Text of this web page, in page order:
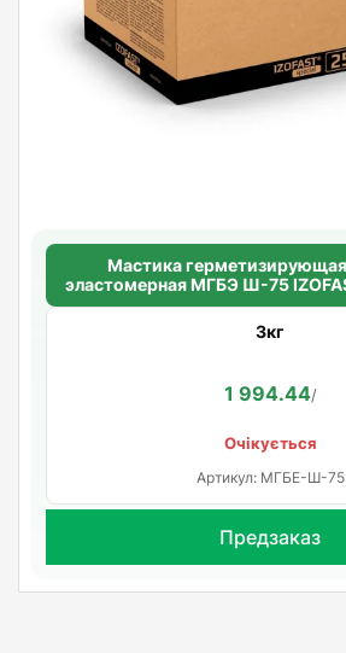
Мастика
эластомерная МГБЭ Ш-75
3кг
1 994.44/
Очікується
Артикул: МГБЕ-Ш-75
Предзаказ